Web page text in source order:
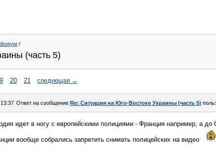
форум /
(часть 5)
20 21 следующая →
Ответ на сообщение Re: Ситуация на Юго-Востоке Украины (часть 5)
идет в ногу с европейскими полициями - Франция например, а
вообще собрались запретить снимать полицейских на видео